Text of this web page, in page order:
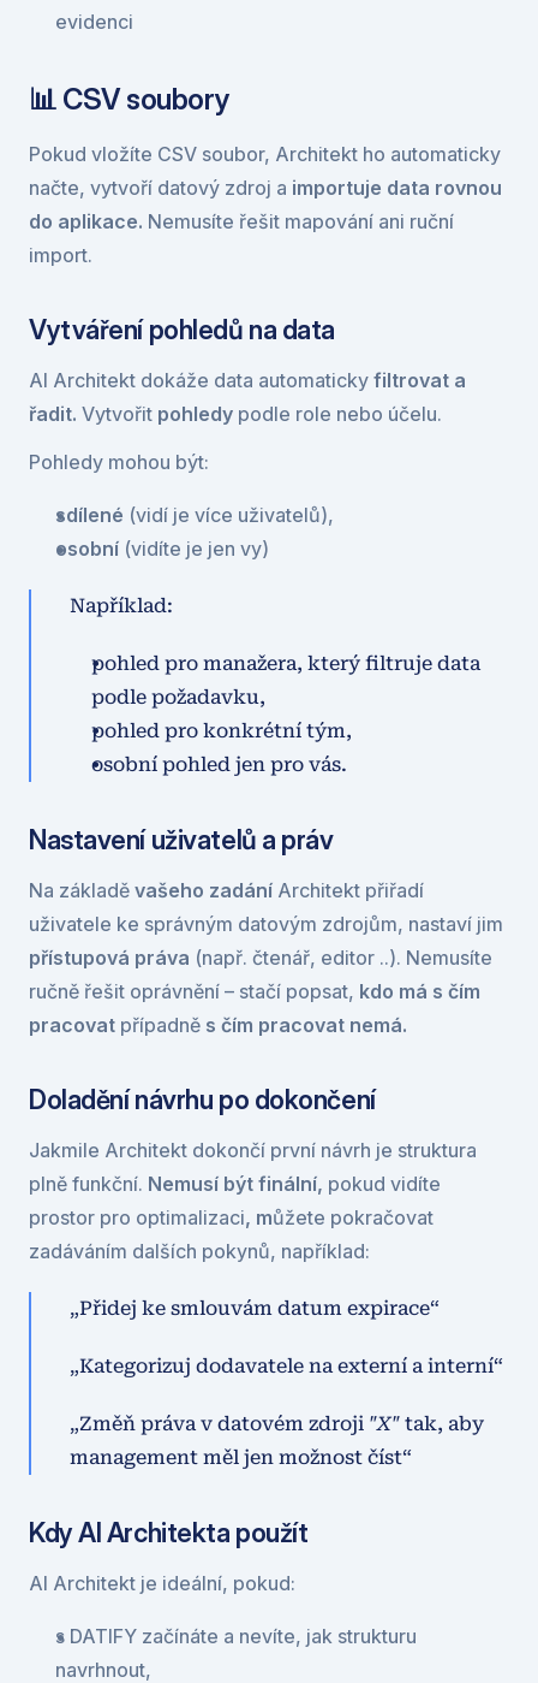
evidenci
📊 CSV soubory
Pokud vložíte CSV soubor, Architekt ho automaticky
načte, vytvoří datový zdroj a importuje data rovnou
do aplikace. Nemusíte řešit mapování ani ruční
import.
Vytváření pohledů na data
AI Architekt dokáže data automaticky filtrovat a
řadit. Vytvořit pohledy podle role nebo účelu.
Pohledy mohou být:
sdílené (vidí je více uživatelů),
osobní (vidíte je jen vy)
Například:
pohled pro manažera, který filtruje data
podle požadavku,
pohled pro konkrétní tým,
osobní pohled jen pro vás.
Nastavení uživatelů a práv
Na základě vašeho zadání Architekt přiřadí
přístupová práva (např. čtenář, editor ..). Nemusíte
ručně řešit oprávnění – stačí popsat, kdo má s čím
pracovat případně s čím pracovat nemá.
Doladění návrhu po dokončení
Jakmile Architekt dokončí první návrh je struktura
plně funkční. Nemusí být finální, pokud vidíte
prostor pro optimalizaci, můžete pokračovat
zadáváním dalších pokynů, například:
„Přidej ke smlouvám datum expirace“
„Kategorizuj dodavatele na externí a interní“
„Změň práva v datovém zdroji "X" tak, aby
management měl jen možnost číst“
Kdy AI Architekta použít
AI Architekt je ideální, pokud:
s DATIFY začínáte a nevíte, jak strukturu
navrhnout,